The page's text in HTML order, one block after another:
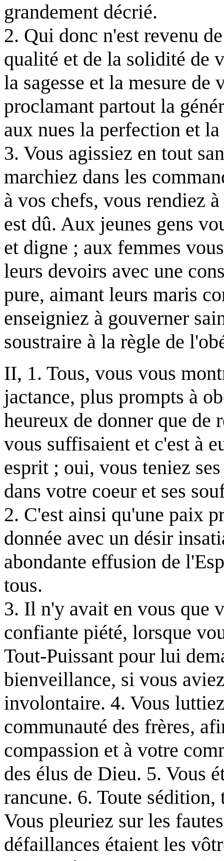
grandement décrié.
2. Qui donc n'est revenu
qualité et de la solidité de
la sagesse et la mesure
proclamant partout la
aux nues la perfection et
3. Vous agissiez en tout
marchiez dans les
à vos chefs, vous rendiez
est dû. Aux jeunes gens
et digne ; aux femmes
leurs devoirs avec une
pure, aimant leurs maris
enseigniez à gouverner
soustraire à la règle de
II, 1. Tous, vous vous
jactance, plus prompts à
heureux de donner que
vous suffisaient et c'est à
esprit ; oui, vous teniez
dans votre coeur et ses
2. C'est ainsi qu'une paix
donnée avec un désir
abondante effusion de
tous.
3. Il n'y avait en vous que
confiante piété, lorsque
Tout-Puissant pour lui
bienveillance, si vous
involontaire. 4. Vous
communauté des frères,
compassion et à votre
des élus de Dieu. 5. Vous
rancune. 6. Toute
Vous pleuriez sur les
défaillances étaient les